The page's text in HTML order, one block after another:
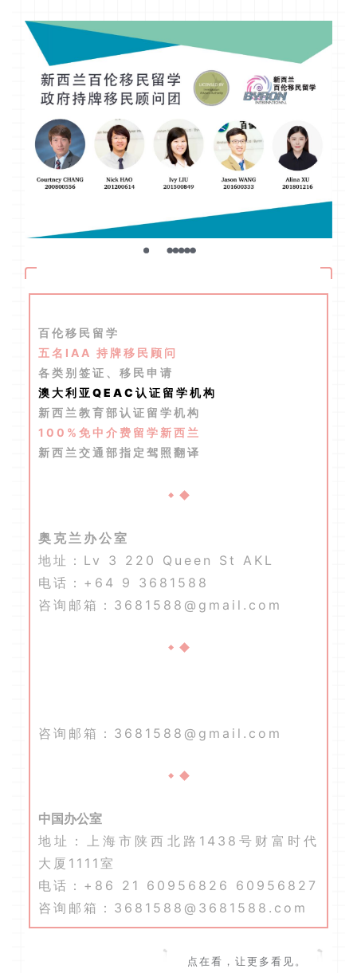
百伦移民留学
五名IAA 持牌移民顾问
各类别签证、移民申请
澳大利亚QEAC认证留学机构
新西兰教育部认证留学机构
100%免中介费留学新西兰
新西兰交通部指定驾照翻译
奥克兰办公室
地址：Lv 3 220 Queen St AKL
电话：+64 9 3681588
咨询邮箱：3681588@gmail.com
咨询邮箱：3681588@gmail.com
中国办公室
地址：上海市陕西北路1438号财富时代
大厦1111室
电话：+86 21 60956826 60956827
咨询邮箱：3681588@3681588.com
点在看，让更多看见。